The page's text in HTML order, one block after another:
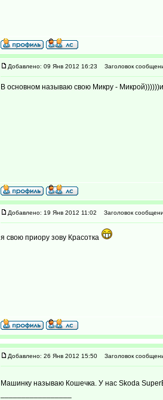
Добавлено: 09 Янв 2012 16:23 Заголовок
В основном называю свою Микру -
Добавлено: 19 Янв 2012 11:02 Заголовок
я свою приору зову Красотка
Добавлено: 26 Янв 2012 15:50 Заголовок
Машинку называю Кошечка. У нас Skoda